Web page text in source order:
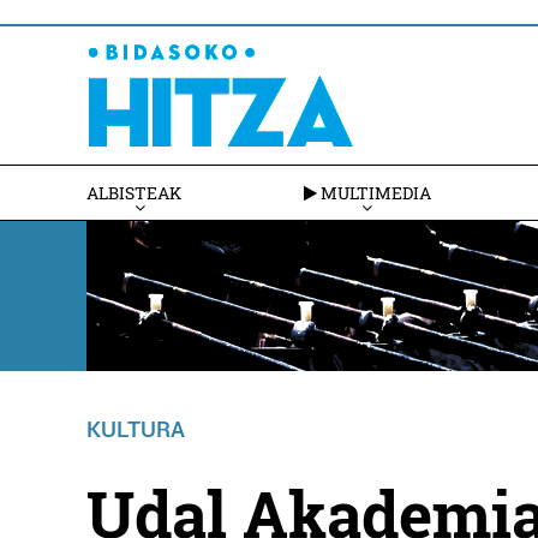
ALBISTEAK MULTIMEDIA
KULTURA
Udal